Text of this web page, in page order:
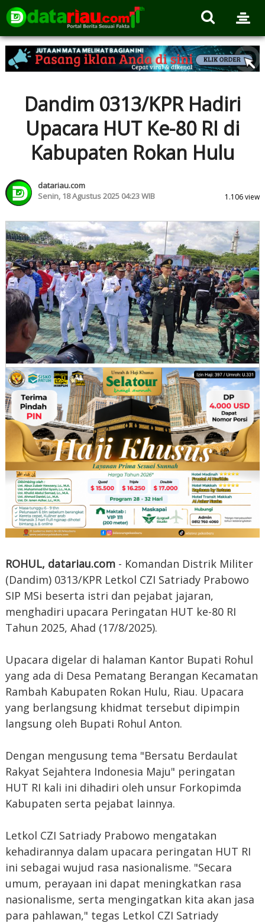
Dandim 0313/KPR Hadiri
Upacara HUT Ke-80 RI di
Kabupaten Rokan Hulu
datariau.com
Senin, 18 Agustus 2025 04:23 WIB
1.106 view
ROHUL, datariau.com - Komandan Distrik Militer
(Dandim) 0313/KPR Letkol CZI Satriady Prabowo
SIP MSi beserta istri dan pejabat jajaran,
menghadiri upacara Peringatan HUT ke-80 RI
Tahun 2025, Ahad (17/8/2025).
Upacara digelar di halaman Kantor Bupati Rohul
yang ada di Desa Pematang Berangan Kecamatan
Rambah Kabupaten Rokan Hulu, Riau. Upacara
yang berlangsung khidmat tersebut dipimpin
langsung oleh Bupati Rohul Anton.
Dengan mengusung tema "Bersatu Berdaulat
Rakyat Sejahtera Indonesia Maju" peringatan
HUT RI kali ini dihadiri oleh unsur Forkopimda
Kabupaten serta pejabat lainnya.
Letkol CZI Satriady Prabowo mengatakan
kehadirannya dalam upacara peringatan HUT RI
ini sebagai wujud rasa nasionalisme. "Secara
umum, perayaan ini dapat meningkatkan rasa
nasionalisme, serta mengingatkan kita akan jasa
para pahlawan," tegas Letkol CZI Satriady